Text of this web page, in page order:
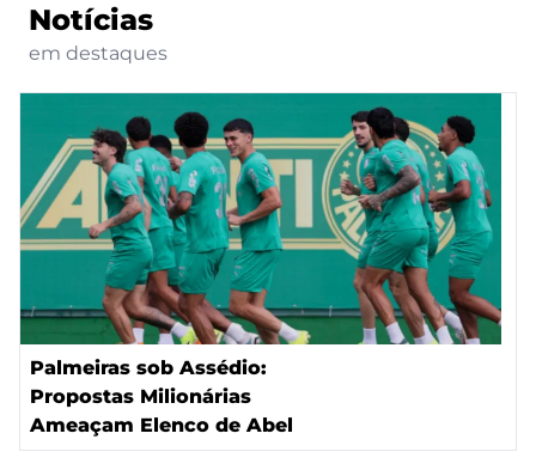
Notícias
em destaques
Palmeiras sob Assédio:
Propostas Milionárias
Ameaçam Elenco de Abel